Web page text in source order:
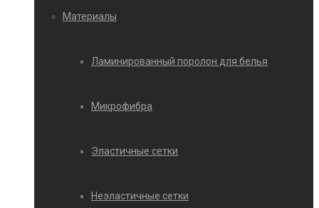
Материалы
Ламинированный поролон для белья
Микрофибра
Эластичные сетки
Неэластичные сетки